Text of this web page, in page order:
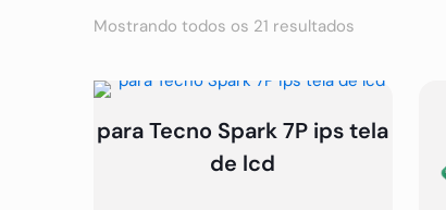
Mostrando todos os 21 resultados
para Tecno Spark 7P ips tela
de lcd